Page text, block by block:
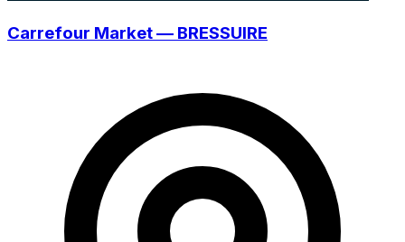
Carrefour Market — BRESSUIRE